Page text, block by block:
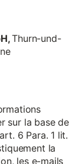
Thurn-und-
sur la base de
6 Para. 1 lit.
la
les e-mails